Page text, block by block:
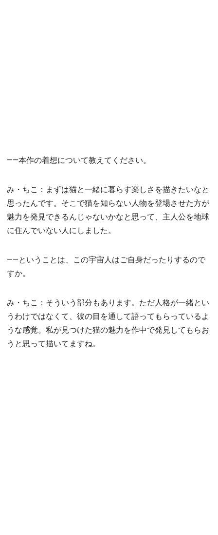
――本作の着想について教えてください。
み・ちこ：まずは猫と一緒に暮らす楽しさを描きたいなと
思ったんです。そこで猫を知らない人物を登場させた方が
魅力を発見できるんじゃないかなと思って、主人公を地球
に住んでいない人にしました。
――ということは、この宇宙人はご自身だったりするので
すか。
み・ちこ：そういう部分もあります。ただ人格が一緒とい
うわけではなくて、彼の目を通して語ってもらっているよ
うな感覚。私が見つけた猫の魅力を作中で発見してもらお
うと思って描いてますね。